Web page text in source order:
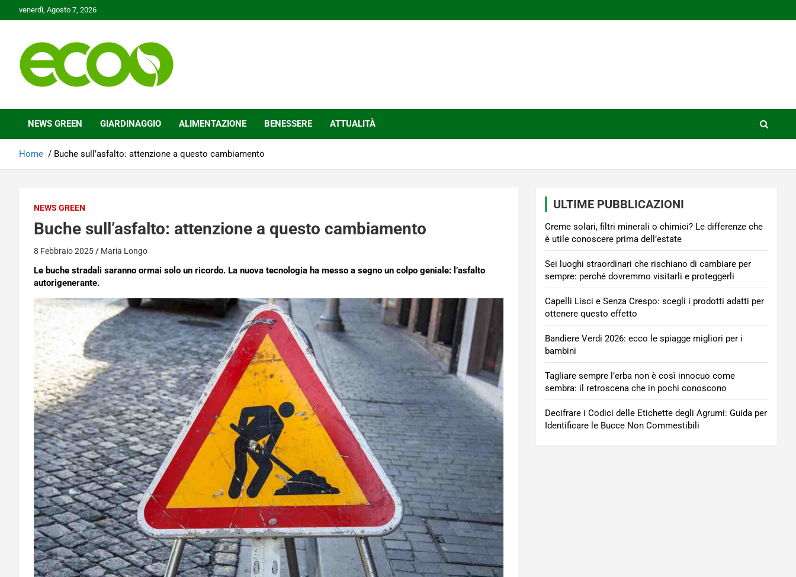
to
venerdì, Agosto 7, 2026
Ecoo.it
NEWS GREEN GIARDINAGGIO ALIMENTAZIONE BENESSERE ATTUALITÀ
Home Buche sull’asfalto: attenzione a questo cambiamento
NEWS GREEN
Buche sull’asfalto: attenzione a questo cambiamento
8 Febbraio 2025 Maria Longo
Le buche stradali saranno ormai solo un ricordo. La nuova tecnologia ha messo a segno un colpo geniale: l’asfalto
autorigenerante.
ULTIME PUBBLICAZIONI
Creme solari, filtri minerali o chimici? Le differenze che
è utile conoscere prima dell’estate
Sei luoghi straordinari che rischiano di cambiare per
sempre: perché dovremmo visitarli e proteggerli
Capelli Lisci e Senza Crespo: scegli i prodotti adatti per
ottenere questo effetto
Bandiere Verdi 2026: ecco le spiagge migliori per i
bambini
Tagliare sempre l’erba non è così innocuo come
sembra: il retroscena che in pochi conoscono
Decifrare i Codici delle Etichette degli Agrumi: Guida per
Identificare le Bucce Non Commestibili